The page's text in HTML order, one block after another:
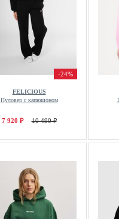
-24%
FELICIOUS
Пуловер с капюшоном
7 920 ₽ 10 490 ₽